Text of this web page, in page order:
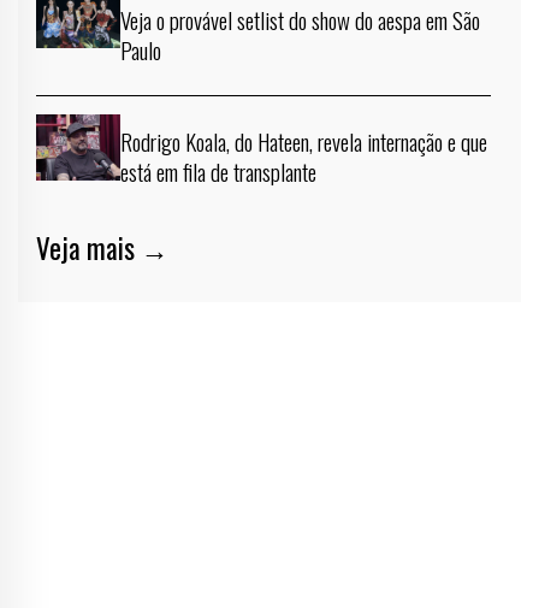
Veja o provável setlist do show do aespa em São
Paulo
Rodrigo Koala, do Hateen, revela internação e que
está em fila de transplante
Veja mais →